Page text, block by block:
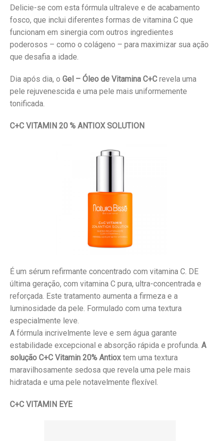
Delicie-se com esta fórmula ultraleve e de acabamento
fosco, que inclui diferentes formas de vitamina C que
funcionam em sinergia com outros ingredientes
poderosos – como o colágeno – para maximizar sua ação
que desafia a idade.
Dia após dia, o Gel – Óleo de Vitamina C+C revela uma
pele rejuvenescida e uma pele mais uniformemente
tonificada.
C+C VITAMIN 20 % ANTIOX SOLUTION
É um sérum refirmante concentrado com vitamina C. DE
última geração, com vitamina C pura, ultra-concentrada e
reforçada. Este tratamento aumenta a firmeza e a
luminosidade da pele. Formulado com uma textura
especialmente leve.
A fórmula incrivelmente leve e sem água garante
estabilidade excepcional e absorção rápida e profunda. A
solução C+C Vitamin 20% Antioxtem uma textura
maravilhosamente sedosa que revela uma pele mais
hidratada e uma pele notavelmente flexível.
C+C VITAMIN EYE